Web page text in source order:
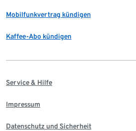
Mobilfunkvertrag kündigen
Kaffee-Abo kündigen
Service & Hilfe
Impressum
Datenschutz und Sicherheit